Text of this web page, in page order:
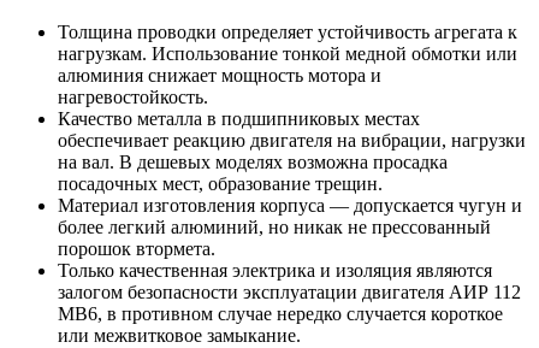
Толщина проводки определяет устойчивость агрегата к
нагрузкам. Использование тонкой медной обмотки или
алюминия снижает мощность мотора и
нагревостойкость.
Качество металла в подшипниковых местах
обеспечивает реакцию двигателя на вибрации, нагрузки
на вал. В дешевых моделях возможна просадка
посадочных мест, образование трещин.
Материал изготовления корпуса — допускается чугун и
более легкий алюминий, но никак не прессованный
порошок втормета.
Только качественная электрика и изоляция являются
залогом безопасности эксплуатации двигателя АИР 112
МВ6, в противном случае нередко случается короткое
или межвитковое замыкание.